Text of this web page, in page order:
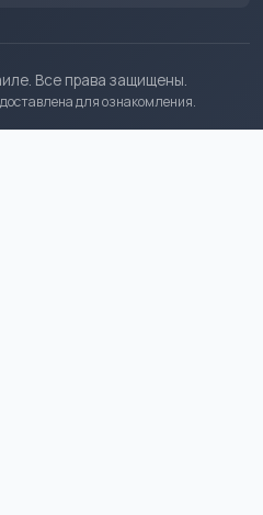
Все права защищены.
для ознакомления.